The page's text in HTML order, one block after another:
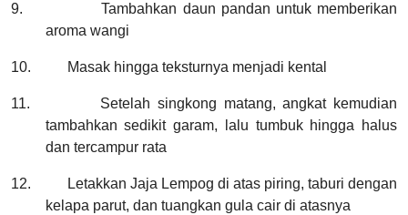
9.
Tambahkan daun pandan untuk memberikan
aroma wangi
10. Masak hingga teksturnya menjadi kental
11.
Setelah singkong matang, angkat kemudian
tambahkan sedikit garam, lalu tumbuk hingga halus
dan tercampur rata
12.
Letakkan Jaja Lempog di atas piring, taburi dengan
kelapa parut, dan tuangkan gula cair di atasnya